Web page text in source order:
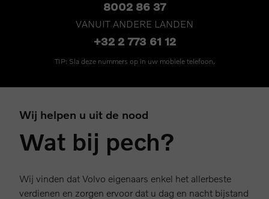
8002 86 37
VANUIT ANDERE LANDEN
+32 2 773 61 12
TIP: Sla deze nummers op in uw mobiele telefoon.
Wij helpen u uit de nood
Wat bij pech?
Wij vinden dat Volvo eigenaars enkel het allerbeste
verdienen en zorgen ervoor dat u dag en nacht bijstand